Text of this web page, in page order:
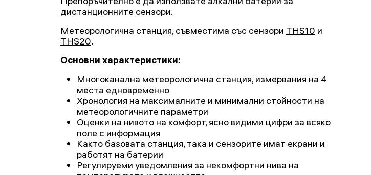
дистанционните сензори.
Метеорологична станция, съвместима със сензори THS10 и
THS20.
Основни характеристики:
Многоканална метеорологична станция, измервания на 4
места едновременно
Хронология на максималните и минимални стойности на
метеорологичните параметри
Оценки на нивото на комфорт, ясно видими цифри за всяко
поле с информация
Както базовата станция, така и сензорите имат екрани и
работят на батерии
Регулируеми уведомления за некомфортни нива на